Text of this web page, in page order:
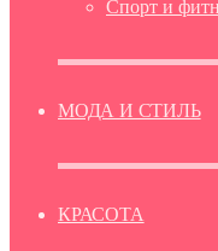
Спорт и
МОДА И СТИЛЬ
КРАСОТА